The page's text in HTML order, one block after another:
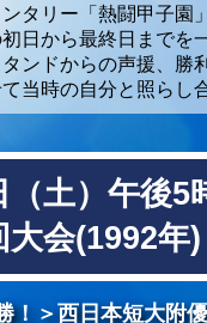
タリー「熱闘甲子園
日から最終日まで
ンドからの声援、
当時の自分と照らし
（土）午後5
大会(1992
！＞西日本短大附